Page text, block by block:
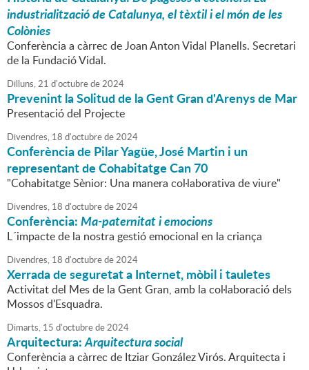
industrialització de Catalunya, el tèxtil i el món de les
Colònies
Conferència a càrrec de Joan Anton Vidal Planells. Secretari
de la Fundació Vidal.
Dilluns,21 d'octubrede2024
Prevenint la Solitud de la Gent Gran d'Arenys de Mar
Presentació del Projecte
Divendres, 18 d'octubrede2024
Conferència de Pilar Yagüe, José Martin i un
representant de Cohabitatge Can 70
"Cohabitatge Sènior: Una manera col·laborativa de viure"
Divendres, 18 d'octubrede2024
Conferència:Ma-paternitat i emocions
L´impacte de la nostra gestió emocional en la criança
Divendres, 18 d'octubrede2024
Xerrada de seguretat a Internet, mòbil i tauletes
Activitat del Mes de la Gent Gran, amb la col·laboració dels
Mossos d'Esquadra.
Dimarts, 15 d'octubrede2024
Arquitectura:Arquitectura social
Conferència a càrrec de Itziar González Virós. Arquitecta i